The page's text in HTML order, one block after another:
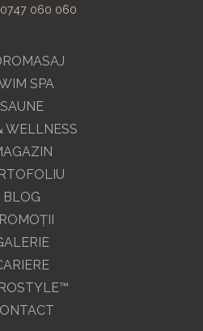
SPA
SAUNE
WELLNESS
0747 060 060
BLOG